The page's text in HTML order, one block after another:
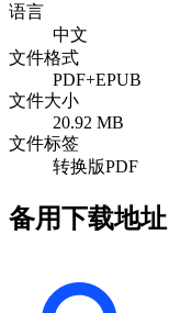
语言
中文
文件格式
PDF+EPUB
文件大小
20.92 MB
文件标签
转换版PDF
备用下载地址